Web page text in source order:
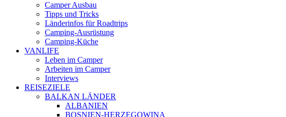
Camper Ausbau
Tipps und Tricks
Länderinfos für Roadtrips
Camping-Ausrüstung
Camping-Küche
VANLIFE
Leben im Camper
Arbeiten im Camper
Interviews
REISEZIELE
BALKAN LÄNDER
ALBANIEN
BOSNIEN-HERZEGOWINA